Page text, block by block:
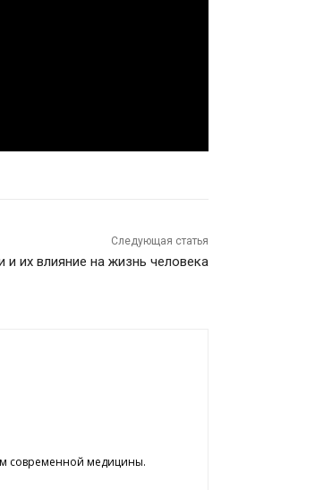
Следующая статья
и их влияние на жизнь человека
современной медицины.